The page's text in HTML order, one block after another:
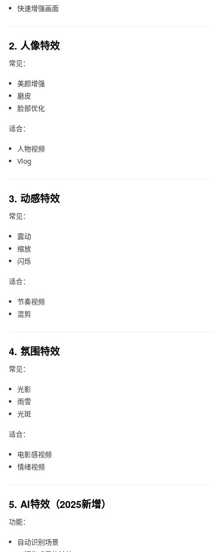
快速增强画面
2. 人像特效
常见：
美颜增强
磨皮
脸部优化
适合：
人物视频
Vlog
3. 动感特效
常见：
震动
缩放
闪烁
适合：
节奏视频
混剪
4. 氛围特效
常见：
光影
雨雪
光斑
适合：
电影感视频
情绪视频
5. AI特效（2025新增）
功能：
自动识别场景